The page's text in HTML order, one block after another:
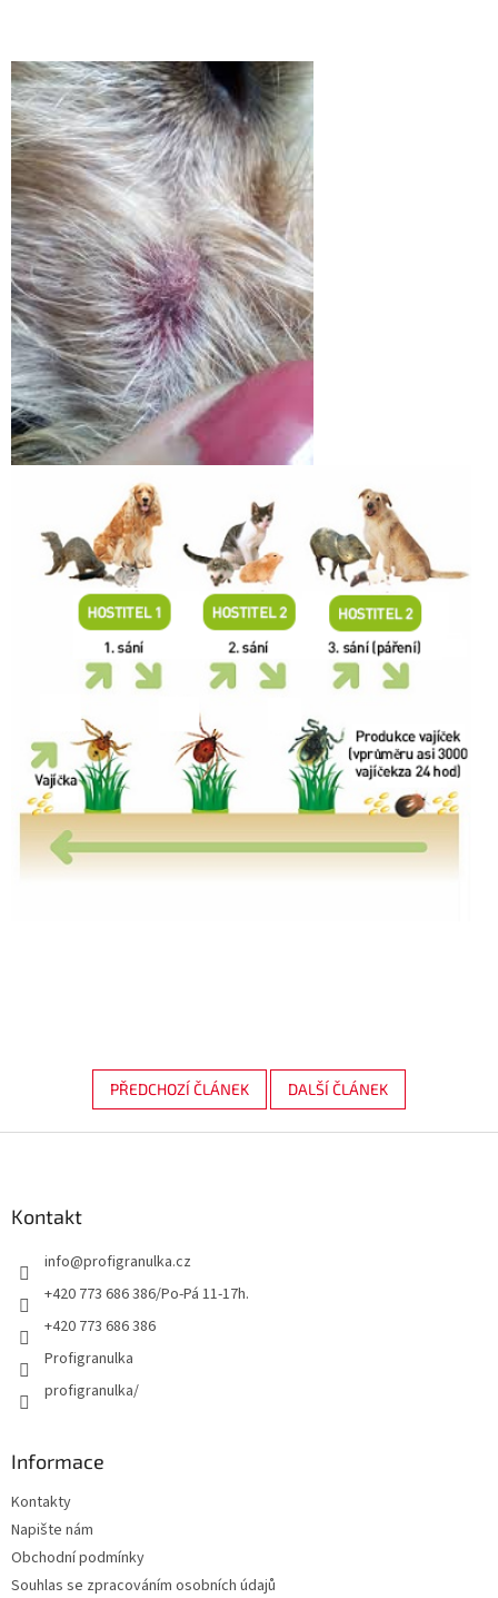
PŘEDCHOZÍ ČLÁNEK DALŠÍ ČLÁNEK
Kontakt
info@profigranulka.cz
+420 773 686 386/Po-Pá 11-17h.
+420 773 686 386
Profigranulka
profigranulka/
Informace
Kontakty
Napište nám
Obchodní podmínky
Souhlas se zpracováním osobních údajů